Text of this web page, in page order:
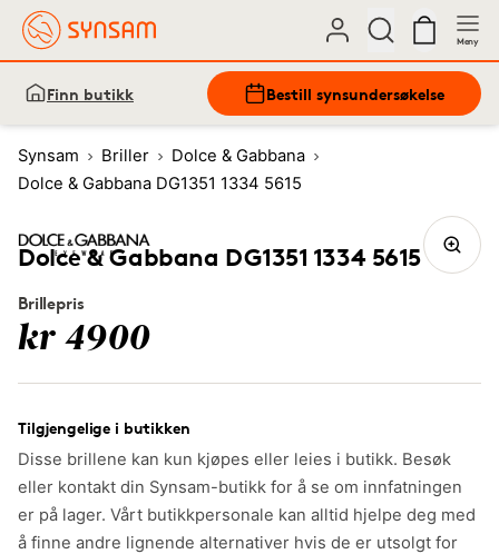
Meny
Finn butikk Bestill synsundersøkelse
Synsam Briller
Dolce & Gabbana
Dolce & Gabbana DG1351 1334 5615
Dolce & Gabbana DG1351 1334 5615
Brillepris
kr 4900
Tilgjengelige i butikken
Disse brillene kan kun kjøpes eller leies i butikk. Besøk
eller kontakt din Synsam-butikk for å se om innfatningen
er på lager. Vårt butikkpersonale kan alltid hjelpe deg med
å finne andre lignende alternativer hvis de er utsolgt for